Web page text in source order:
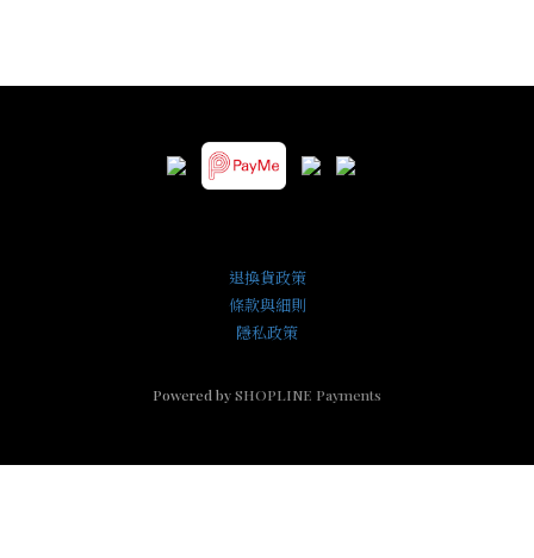
退換貨政策
條款與細則
隱私政策
Powered bySHOPLINE Payments